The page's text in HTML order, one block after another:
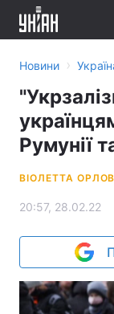
Новини ›
Румунії
ВІОЛЕТТА
20:57, 28.02.22